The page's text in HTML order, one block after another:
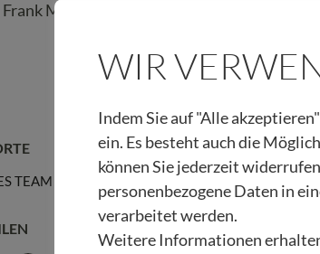
Maar uns seinem Team für ihren
TEAM NACHHALTIGKEIT
WIR
Indem Sie auf "Alle
ein. Es besteht auch die
können Sie jederzeit
personenbezogene Daten in
verarbeitet werden.
Weitere Informationen